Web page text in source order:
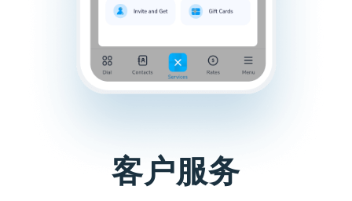
客户服务